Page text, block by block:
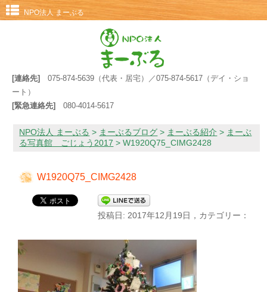
NPO法人 まーぶる
[連絡先]
075-874-5639（代表・居宅）／075-874-5617（デイ・ショ
ート）
[緊急連絡先]
080-4014-5617
NPO法人 まーぶる > まーぶるブログ > まーぶる紹介 > まーぶ
る写真館 ごじょう2017 >W1920Q75_CIMG2428
W1920Q75_CIMG2428
投稿日: 2017年12月19日，カテゴリー：